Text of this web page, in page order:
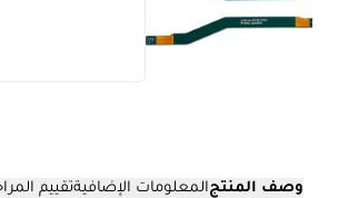
وصف المنتجالمعلومات الإضافيةتقييم